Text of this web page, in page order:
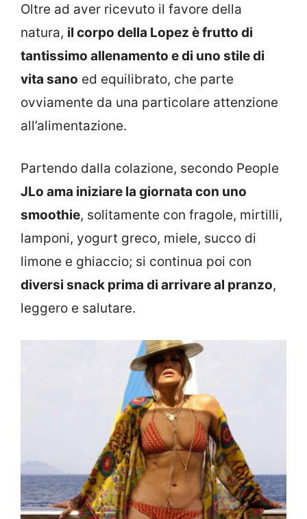
Oltre ad aver ricevuto il favore della
natura, il corpo della Lopez è frutto di
tantissimo allenamento e di uno stile di
vita sano ed equilibrato, che parte
ovviamente da una particolare attenzione
all’alimentazione.
Partendo dalla colazione, secondo People
JLo ama iniziare la giornata con uno
smoothie, solitamente con fragole, mirtilli,
lamponi, yogurt greco, miele, succo di
limone e ghiaccio; si continua poi con
diversi snack prima di arrivare al pranzo,
leggero e salutare.